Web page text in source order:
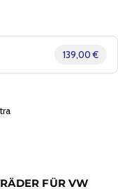
139,00 €
FÜR VW